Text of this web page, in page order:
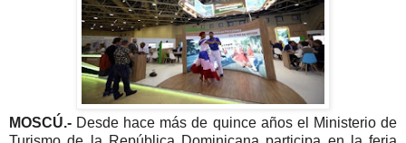
MOSCÚ.- Desde hace más de quince años el Ministerio de